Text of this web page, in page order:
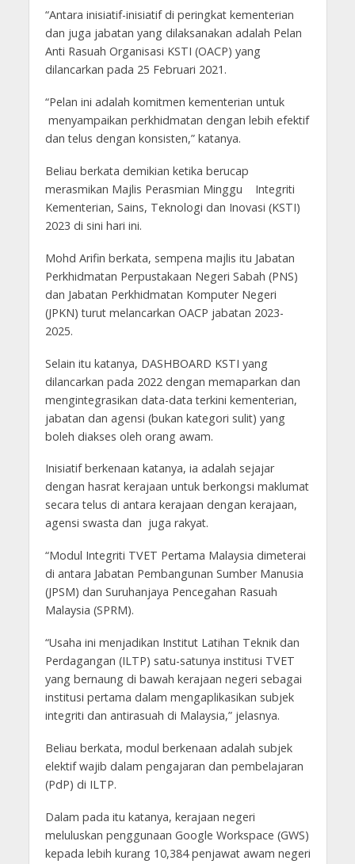
“Antara inisiatif-inisiatif di peringkat kementerian
dan juga jabatan yang dilaksanakan adalah Pelan
Anti Rasuah Organisasi KSTI (OACP) yang
dilancarkan pada 25 Februari 2021.
“Pelan ini adalah komitmen kementerian untuk
menyampaikan perkhidmatan dengan lebih efektif
dan telus dengan konsisten,” katanya.
Beliau berkata demikian ketika berucap
merasmikan Majlis Perasmian Minggu Integriti
Kementerian, Sains, Teknologi dan Inovasi (KSTI)
2023 di sini hari ini.
Mohd Arifin berkata, sempena majlis itu Jabatan
Perkhidmatan Perpustakaan Negeri Sabah (PNS)
dan Jabatan Perkhidmatan Komputer Negeri
(JPKN) turut melancarkan OACP jabatan 2023-
2025.
Selain itu katanya, DASHBOARD KSTI yang
dilancarkan pada 2022 dengan memaparkan dan
mengintegrasikan data-data terkini kementerian,
jabatan dan agensi (bukan kategori sulit) yang
boleh diakses oleh orang awam.
Inisiatif berkenaan katanya, ia adalah sejajar
dengan hasrat kerajaan untuk berkongsi maklumat
secara telus di antara kerajaan dengan kerajaan,
agensi swasta dan juga rakyat.
“Modul Integriti TVET Pertama Malaysia dimeterai
di antara Jabatan Pembangunan Sumber Manusia
(JPSM) dan Suruhanjaya Pencegahan Rasuah
Malaysia (SPRM).
“Usaha ini menjadikan Institut Latihan Teknik dan
Perdagangan (ILTP) satu-satunya institusi TVET
yang bernaung di bawah kerajaan negeri sebagai
institusi pertama dalam mengaplikasikan subjek
integriti dan antirasuah di Malaysia,” jelasnya.
Beliau berkata, modul berkenaan adalah subjek
elektif wajib dalam pengajaran dan pembelajaran
(PdP) di ILTP.
Dalam pada itu katanya, kerajaan negeri
meluluskan penggunaan Google Workspace (GWS)
kepada lebih kurang 10,384 penjawat awam negeri